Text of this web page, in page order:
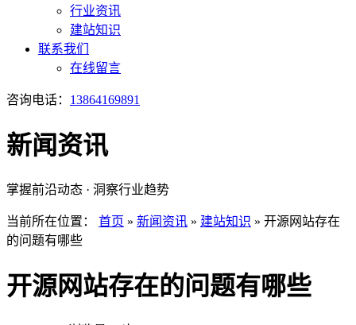
行业资讯
建站知识
联系我们
在线留言
咨询电话： 13864169891
新闻资讯
掌握前沿动态 · 洞察行业趋势
当前所在位置： 首页 » 新闻资讯 » 建站知识 » 开源网站存在
的问题有哪些
开源网站存在的问题有哪些